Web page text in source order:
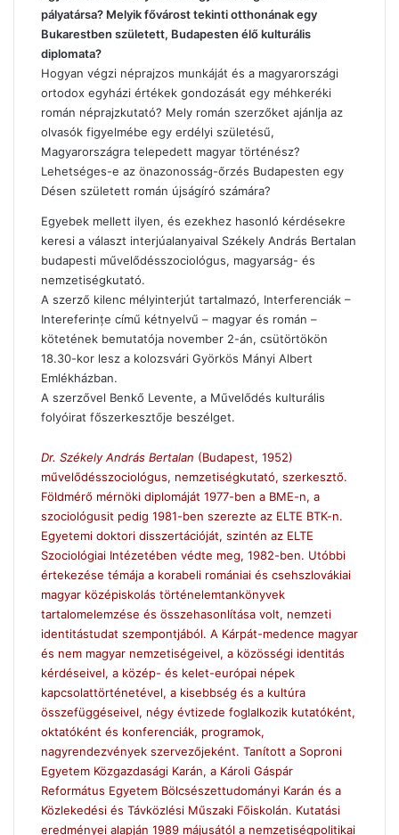
pályatársa? Melyik fővárost tekinti otthonának egy
Bukarestben született, Budapesten élő kulturális
diplomata?
Hogyan végzi néprajzos munkáját és a magyarországi
ortodox egyházi értékek gondozását egy méhkeréki
román néprajzkutató? Mely román szerzőket ajánlja az
olvasók figyelmébe egy erdélyi születésű,
Magyarországra telepedett magyar történész?
Lehetséges-e az önazonosság-őrzés Budapesten egy
Désen született román újságíró számára?
Egyebek mellett ilyen, és ezekhez hasonló kérdésekre
keresi a választ interjúalanyaival Székely András Bertalan
budapesti művelődésszociológus, magyarság- és
nemzetiségkutató.
A szerző kilenc mélyinterjút tartalmazó, Interferenciák –
Intereferințe című kétnyelvű – magyar és román –
kötetének bemutatója november 2-án, csütörtökön
18.30-kor lesz a kolozsvári Györkös Mányi Albert
Emlékházban.
A szerzővel Benkő Levente, a Művelődés kulturális
folyóirat főszerkesztője beszélget.
Dr. Székely András Bertalan (Budapest, 1952)
művelődésszociológus, nemzetiségkutató, szerkesztő.
Földmérő mérnöki diplomáját 1977-ben a BME-n, a
szociológusit pedig 1981-ben szerezte az ELTE BTK-n.
Egyetemi doktori disszertációját, szintén az ELTE
Szociológiai Intézetében védte meg, 1982-ben. Utóbbi
értekezése témája a korabeli romániai és csehszlovákiai
magyar középiskolás történelemtankönyvek
tartalomelemzése és összehasonlítása volt, nemzeti
identitástudat szempontjából. A Kárpát-medence magyar
és nem magyar nemzetiségeivel, a közösségi identitás
kérdéseivel, a közép- és kelet-európai népek
kapcsolattörténetével, a kisebbség és a kultúra
összefüggéseivel, négy évtizede foglalkozik kutatóként,
oktatóként és konferenciák, programok,
nagyrendezvények szervezőjeként. Tanított a Soproni
Egyetem Közgazdasági Karán, a Károli Gáspár
Református Egyetem Bölcsészettudományi Karán és a
Közlekedési és Távközlési Műszaki Főiskolán. Kutatási
eredményei alapján 1989 májusától a nemzetiségpolitikai